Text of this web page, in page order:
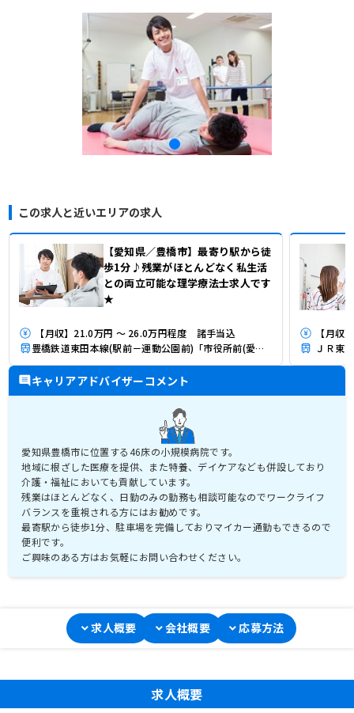
この求人と近いエリアの求人
【愛知県／豊橋市】最寄り駅から徒
歩1分♪残業がほとんどなく私生活
との両立可能な理学療法士求人です
★
【月収】21.0万円 ～ 26.0万円程度 諸手当込
豊橋鉄道東田本線(駅前－運動公園前)「市役所前(愛知)駅」（徒歩1分）
【月収
ＪＲ東
キャリアアドバイザーコメント
愛知県豊橋市に位置する46床の小規模病院です。
地域に根ざした医療を提供、また特養、デイケアなども併設しており
介護・福祉においても貢献しています。
残業はほとんどなく、日勤のみの勤務も相談可能なのでワークライフ
バランスを重視される方にはお勧めです。
最寄駅から徒歩1分、駐車場を完備しておりマイカー通勤もできるので
便利です。
ご興味のある方はお気軽にお問い合わせください。
求人概要 会社概要 応募方法
求人概要